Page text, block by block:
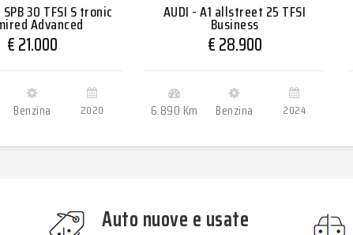
SPB 30 TFSI S tronic
Advanced
€ 21.000
Benzina 2020
AUDI - A1 allstreet 25 TFSI
Business
€ 28.900
6.890 Km Benzina 2024
Auto nuove e usate